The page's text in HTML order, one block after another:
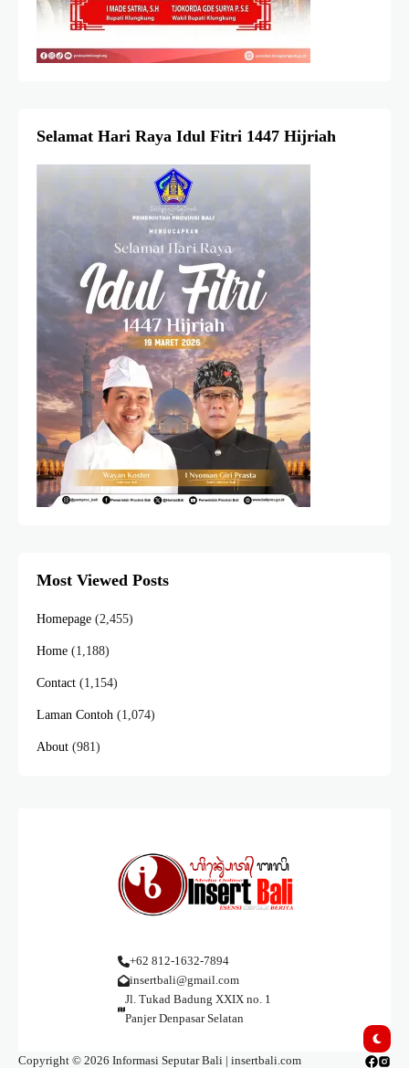
Selamat Hari Raya Idul Fitri 1447 Hijriah
Most Viewed Posts
Homepage (2,455)
Home (1,188)
Contact (1,154)
Laman Contoh (1,074)
About (981)
+62 812-1632-7894
insertbali@gmail.com
Jl. Tukad Badung XXIX no. 1
Panjer Denpasar Selatan
Copyright © 2026 Informasi Seputar Bali | insertbali.com